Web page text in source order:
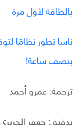
بالطاقة لأول مرة
ناسا تطور نظامًا
بنصف ساعة!
ترجمة: عمرو أحمد
تدقيق: جعفر الجزيري